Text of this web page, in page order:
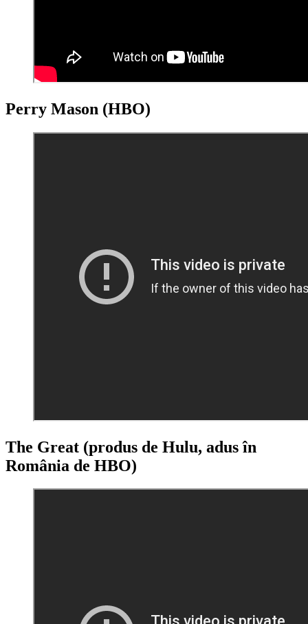
Perry Mason (HBO)
The Great (produs de Hulu, adus în
România de HBO)